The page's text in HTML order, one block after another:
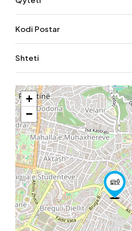
Kodi Postar
Shteti
+
−